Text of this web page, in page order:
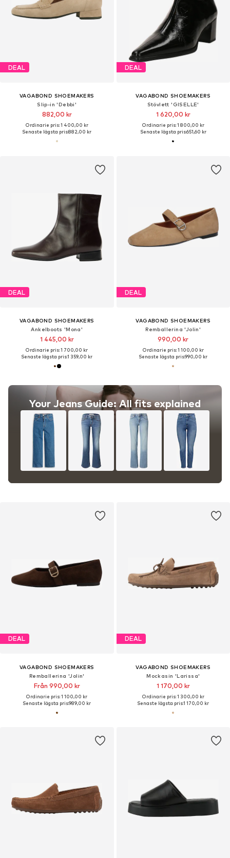
DEAL
VAGABOND SHOEMAKERS
Slip-in 'Debbi'
882,00 kr
Ordinarie pris: 1 400,00 kr
Senaste lägsta pris:882,00 kr
DEAL
VAGABOND SHOEMAKERS
Stövlett 'GISELLE'
1 620,00 kr
Ordinarie pris: 1 800,00 kr
Senaste lägsta pris:651,60 kr
DEAL
VAGABOND SHOEMAKERS
Ankelboots 'Mona'
1 445,00 kr
Ordinarie pris: 1 700,00 kr
Senaste lägsta pris:1 359,00 kr
DEAL
VAGABOND SHOEMAKERS
Remballerina 'Jolin'
990,00 kr
Ordinarie pris: 1 100,00 kr
Senaste lägsta pris:990,00 kr
Your Jeans Guide: All fits explained
DEAL
VAGABOND SHOEMAKERS
Remballerina 'Jolin'
Från 990,00 kr
Ordinarie pris: 1 100,00 kr
Senaste lägsta pris:989,00 kr
DEAL
VAGABOND SHOEMAKERS
Mockasin 'Larissa'
1 170,00 kr
Ordinarie pris: 1 300,00 kr
Senaste lägsta pris:1 170,00 kr